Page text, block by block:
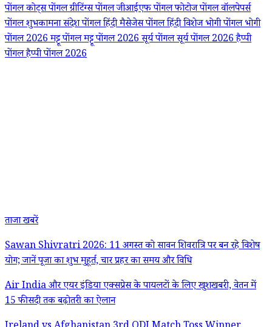
पोंगल कोट्सपोंगल ग्रीटिंग्सपोंगल जीआईएफपोंगल फोटोजपोंगल वॉलपेपर्स
पोंगल शुभकामना संदेशपोंगल हिंदी मैसेजेसपोंगल हिंदी विशेजभोगी पोंगलभोगी
पोंगल 2026मट्टू पोंगलमट्टू पोंगल 2026सूर्य पोंगलसूर्य पोंगल 2026हैप्पी
पोंगलहैप्पी पोंगल 2026
ताजा खबरें
Sawan Shivratri 2026: 11 अगस्त को सावन शिवरात्रि पर बन रहे विशेष
योग; जानें पूजा का शुभ मुहूर्त, चार प्रहर का समय और विधि
Air India और एयर इंडिया एक्सप्रेस के पायलटों के लिए खुशखबरी, वेतन में
15 फीसदी तक बढ़ोतरी का ऐलान